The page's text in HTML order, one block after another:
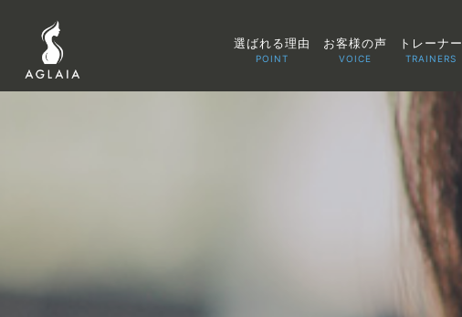
選ばれる理由
POINT
お客様の声
VOICE
トレーナー
TRAINERS